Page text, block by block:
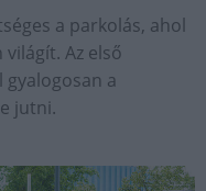
a parkolás, ahol
Az első
a
jutni.